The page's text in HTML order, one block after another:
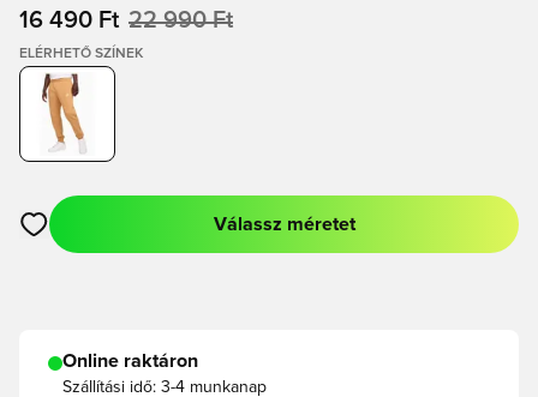
16 490 Ft 22 990 Ft
ELÉRHETŐ SZÍNEK
Megnyit egy modált a bejelentkezéshez vagy a tagként való
Válassz méretet
Online raktáron
Szállítási idő: 3-4 munkanap